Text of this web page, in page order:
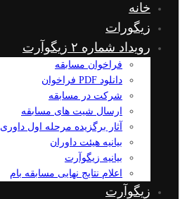
خانه
زیگورات
رویداد شماره ۲ زیگوآرت
فراخوان مسابقه
دانلود PDF فراخوان
شرکت در مسابقه
ارسال شیت های مسابقه
آثار برگزیده مرحله اول داوری
بیانیه هیئت داوران
بیانیه زیگوآرت
اعلام نتایج نهایی مسابقه بام
زیگوآرت